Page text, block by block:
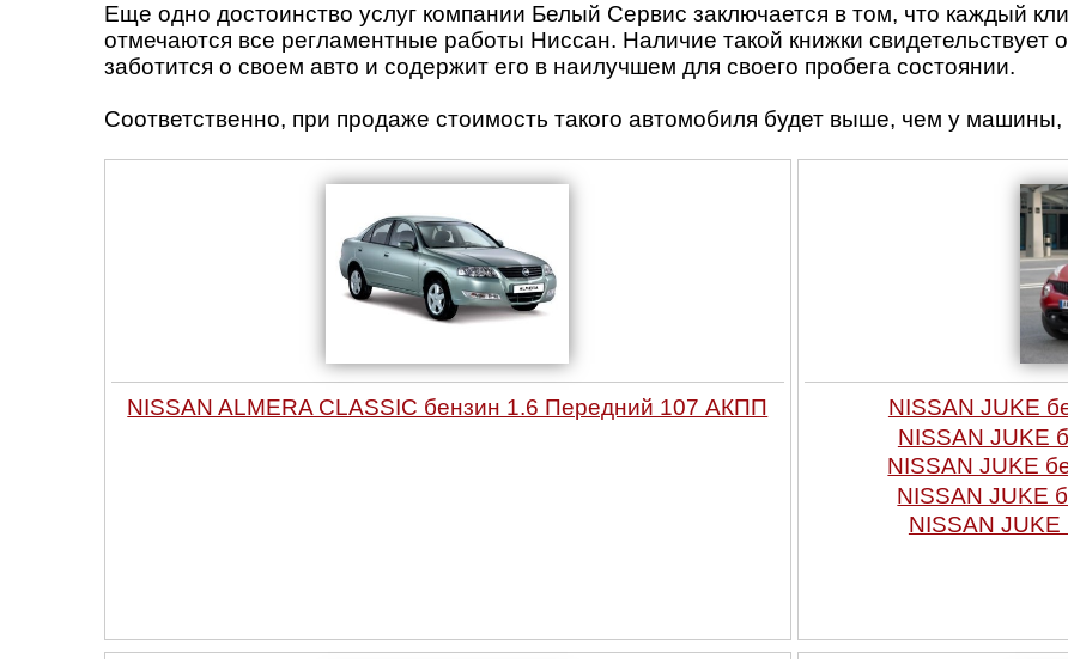
Еще одно достоинство услуг компании Белый Сервис заключается в том, что каждый
отмечаются все регламентные работы Ниссан. Наличие такой книжки свидетельствует
заботится о своем авто и содержит его в наилучшем для своего пробега состоянии.
Соответственно, при продаже стоимость такого автомобиля будет выше, чем у
NISSAN ALMERA CLASSIC бензин 1.6 Передний 107 АКПП
NISSAN JUKE
NISSAN JUKE
NISSAN JUKE
NISSAN JUKE
NISSAN